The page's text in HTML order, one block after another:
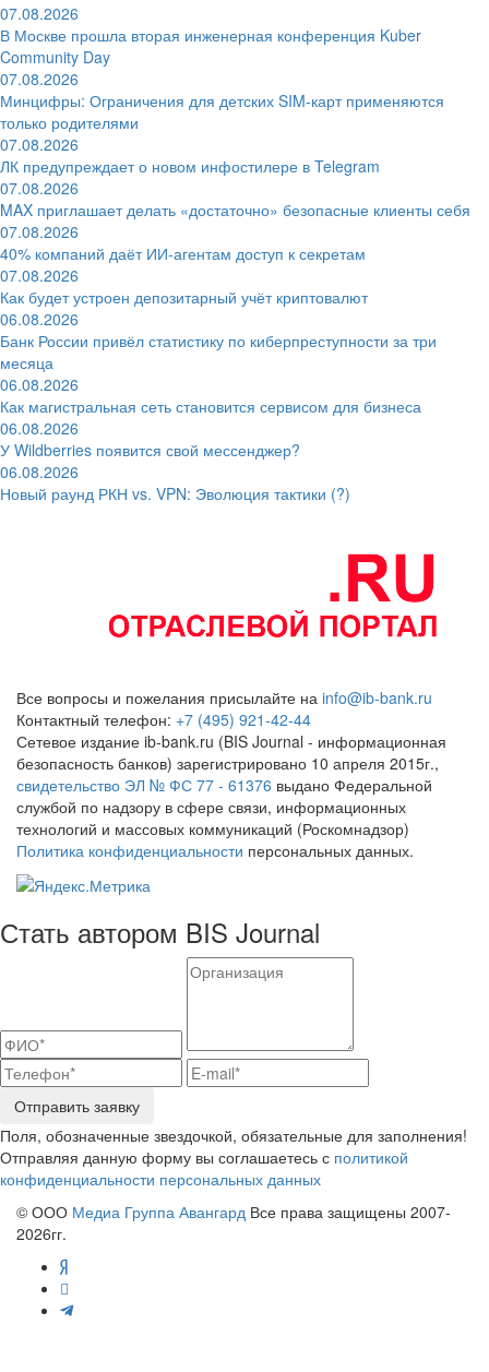
07.08.2026
В Москве прошла вторая инженерная конференция Kuber
Community Day
07.08.2026
Минцифры: Ограничения для детских SIM-карт применяются
только родителями
07.08.2026
ЛК предупреждает о новом инфостилере в Telegram
07.08.2026
MAX приглашает делать «достаточно» безопасные клиенты себя
07.08.2026
40% компаний даёт ИИ‑агентам доступ к секретам
07.08.2026
Как будет устроен депозитарный учёт криптовалют
06.08.2026
Банк России привёл статистику по киберпреступности за три
месяца
06.08.2026
Как магистральная сеть становится сервисом для бизнеса
06.08.2026
У Wildberries появится свой мессенджер?
06.08.2026
Новый раунд РКН vs. VPN: Эволюция тактики (?)
Все вопросы и пожелания присылайте на info@ib-bank.ru
Контактный телефон: +7 (495) 921-42-44
Сетевое издание ib-bank.ru (BIS Journal - информационная
безопасность банков) зарегистрировано 10 апреля 2015г.,
свидетельство ЭЛ № ФС 77 - 61376 выдано Федеральной
службой по надзору в сфере связи, информационных
технологий и массовых коммуникаций (Роскомнадзор)
Политика конфиденциальности персональных данных.
Стать автором BIS Journal
Отправить заявку
Поля, обозначенные звездочкой, обязательные для заполнения!
Отправляя данную форму вы соглашаетесь с политикой
конфиденциальности персональных данных
© ООО Медиа Группа Авангард Все права защищены 2007-
2026гг.